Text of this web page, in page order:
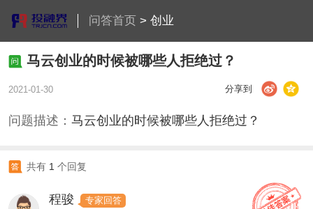
问答首页> 创业
马云创业的时候被哪些人拒绝过？
2021-01-30 分享到
问题描述： 马云创业的时候被哪些人拒绝过？
共有 1 个回复
程骏
专家回答